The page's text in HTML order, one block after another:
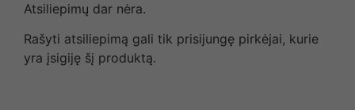
Atsiliepimų dar nėra.
Rašyti atsiliepimą gali tik prisijungę pirkėjai, kurie
yra įsigiję šį produktą.